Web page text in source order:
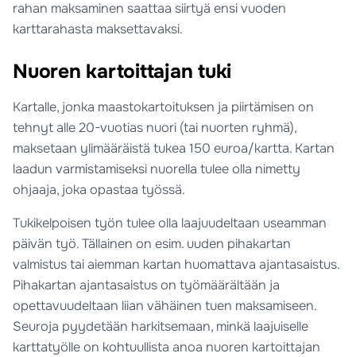
rahan maksaminen saattaa siirtyä ensi vuoden
karttarahasta maksettavaksi.
Nuoren kartoittajan tuki
Kartalle, jonka maastokartoituksen ja piirtämisen on
tehnyt alle 20-vuotias nuori (tai nuorten ryhmä),
maksetaan ylimääräistä tukea 150 euroa/kartta. Kartan
laadun varmistamiseksi nuorella tulee olla nimetty
ohjaaja, joka opastaa työssä.
Tukikelpoisen työn tulee olla laajuudeltaan useamman
päivän työ. Tällainen on esim. uuden pihakartan
valmistus tai aiemman kartan huomattava ajantasaistus.
Pihakartan ajantasaistus on työmäärältään ja
opettavuudeltaan liian vähäinen tuen maksamiseen.
Seuroja pyydetään harkitsemaan, minkä laajuiselle
karttatyölle on kohtuullista anoa nuoren kartoittajan